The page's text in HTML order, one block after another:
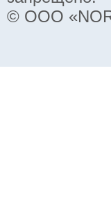
© ООО